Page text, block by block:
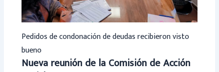
Pedidos de condonación de deudas recibieron visto
bueno
Nueva reunión de la Comisión de Acción